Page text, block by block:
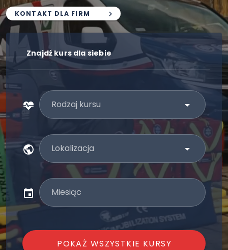
KONTAKT DLA FIRM
Znajdź kurs dla siebie
Rodzaj kursu
Lokalizacja
Miesiąc
POKAŻ WSZYSTKIE KURSY